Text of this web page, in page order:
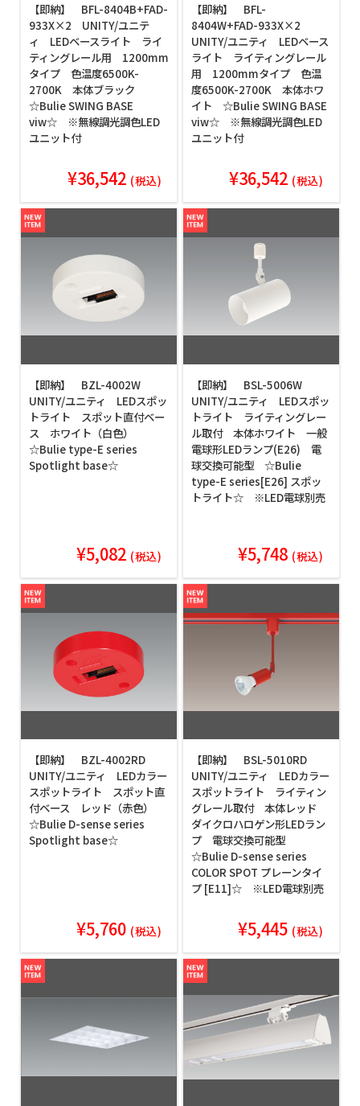
【即納】 BFL-8404B+FAD-
933X×2 UNITY/ユニテ
ィ LEDベースライト ライ
ティングレール用 1200mm
タイプ 色温度6500K-
2700K 本体ブラック
☆Bulie SWING BASE
viw☆ ※無線調光調色LED
ユニット付
¥36,542 (税込)
【即納】 BFL-
8404W+FAD-933X×2
UNITY/ユニティ LEDベース
ライト ライティングレール
用 1200mmタイプ 色温
度6500K-2700K 本体ホワ
イト ☆Bulie SWING BASE
viw☆ ※無線調光調色LED
ユニット付
¥36,542 (税込)
【即納】 BZL-4002W
UNITY/ユニティ LEDスポッ
トライト スポット直付ベー
ス ホワイト（白色）
☆Bulie type-E series
Spotlight base☆
¥5,082 (税込)
【即納】 BSL-5006W
UNITY/ユニティ LEDスポッ
トライト ライティングレー
ル取付 本体ホワイト 一般
電球形LEDランプ(E26) 電
球交換可能型 ☆Bulie
type-E series[E26] スポッ
トライト☆ ※LED電球別売
¥5,748 (税込)
【即納】 BZL-4002RD
UNITY/ユニティ LEDカラー
スポットライト スポット直
付ベース レッド（赤色）
☆Bulie D-sense series
Spotlight base☆
¥5,760 (税込)
【即納】 BSL-5010RD
UNITY/ユニティ LEDカラー
スポットライト ライティン
グレール取付 本体レッド
ダイクロハロゲン形LEDラン
プ 電球交換可能型
☆Bulie D-sense series
COLOR SPOT プレーンタイ
プ [E11]☆ ※LED電球別売
¥5,445 (税込)